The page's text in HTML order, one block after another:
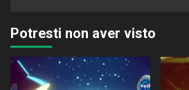
Potresti non aver visto